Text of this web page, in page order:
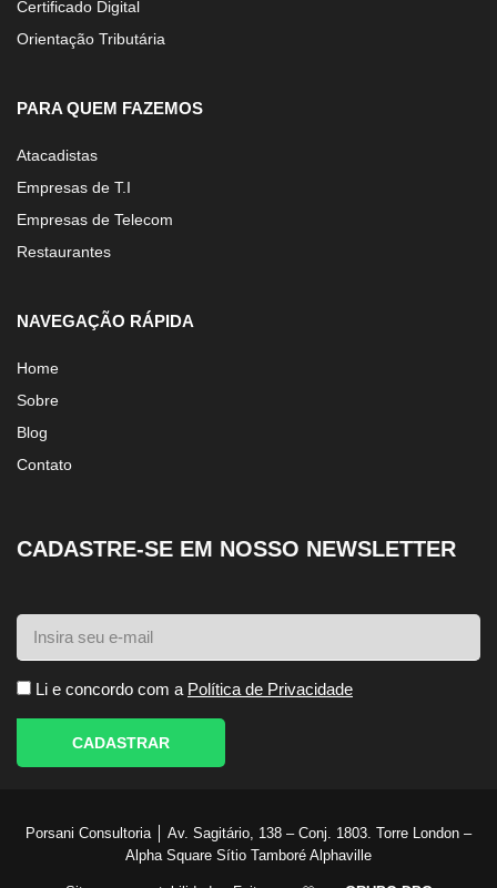
Certificado Digital
Orientação Tributária
PARA QUEM FAZEMOS
Atacadistas
Empresas de T.I
Empresas de Telecom
Restaurantes
NAVEGAÇÃO RÁPIDA
Home
Sobre
Blog
Contato
CADASTRE-SE EM NOSSO NEWSLETTER
Li e concordo com a Política de Privacidade
CADASTRAR
Porsani Consultoria │ Av. Sagitário, 138 – Conj. 1803. Torre London –
Alpha Square Sítio Tamboré Alphaville